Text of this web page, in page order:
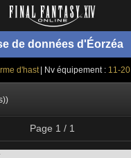
de données d'Éorzéa
d'hast | Nv équipement : 11-20
Page 1 / 1